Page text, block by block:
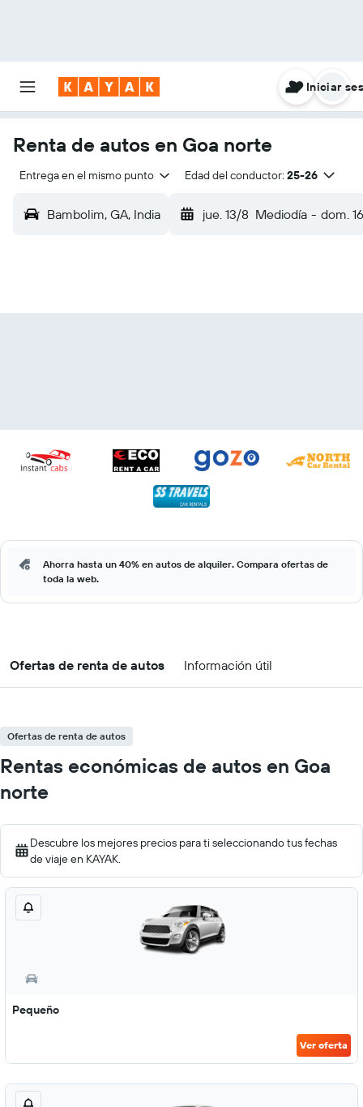
Iniciar
Renta de autos en Goa norte
Entrega en el mismo punto Edad del conductor: 25-26
Bambolim, GA, India jue. 13/8 Mediodía - dom.
Ahorra hasta un 40% en autos de alquiler. Compara ofertas de
toda la web.
Ofertas de renta de autos Información útil
Ofertas de renta de autos
Rentas económicas de autos en Goa
norte
Descubre los mejores precios para ti seleccionando tus fechas
de viaje en KAYAK.
Pequeño
Ver oferta